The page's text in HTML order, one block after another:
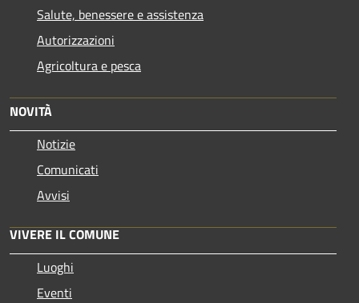
Salute, benessere e assistenza
Autorizzazioni
Agricoltura e pesca
NOVITÀ
Notizie
Comunicati
Avvisi
VIVERE IL COMUNE
Luoghi
Eventi